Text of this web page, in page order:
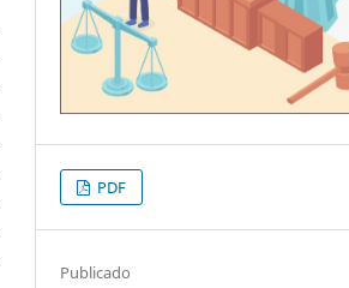
PDF
Publicado